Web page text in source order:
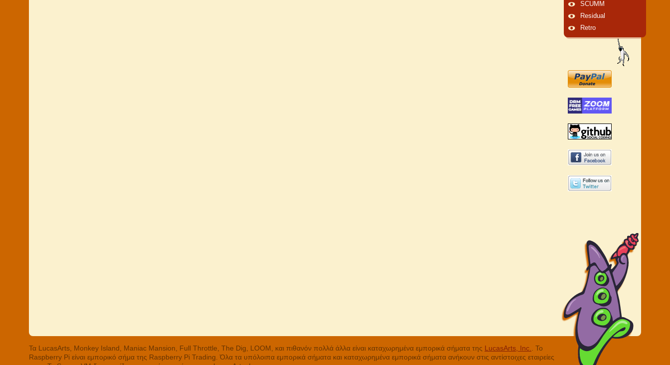
SCUMM
Residual
Retro
Τα LucasArts, Monkey Island, Maniac Mansion, Full Throttle, The Dig, LOOM, και πιθανόν πολλά άλλα είναι καταχωρημένα εμπορικά σήματα της LucasArts, Inc.
. Το
Raspberry Pi είναι εμπορικό σήμα της Raspberry Pi Trading. Όλα τα υπόλοιπα εμπορικά σήματα και καταχωρημένα εμπορικά σήματα ανήκουν στις αντίστοιχες εταιρείες